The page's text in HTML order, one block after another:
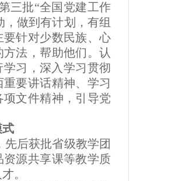
三批“全国党建工作
做到有计划，有组
针对少数民族、心
法，帮助他们。认
习，深入学习贯彻
要讲话精神、学习
文件精神，引导党
式
后获批省级教学团
源共享课等教学质
。